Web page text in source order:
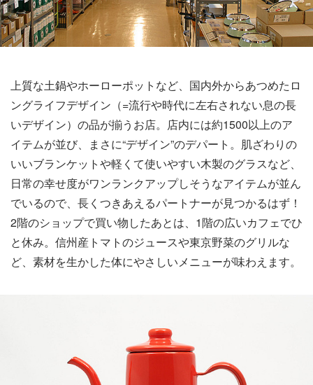
上質な土鍋やホーローポットなど、国内外からあつめたロ
ングライフデザイン（=流行や時代に左右されない息の長
いデザイン）の品が揃うお店。店内には約1500以上のア
イテムが並び、まさに“デザイン”のデパート。肌ざわりの
いいブランケットや軽くて使いやすい木製のグラスなど、
日常の幸せ度がワンランクアップしそうなアイテムが並ん
でいるので、長くつきあえるパートナーが見つかるはず！
2階のショップで買い物したあとは、1階の広いカフェでひ
と休み。信州産トマトのジュースや東京野菜のグリルな
ど、素材を生かした体にやさしいメニューが味わえます。